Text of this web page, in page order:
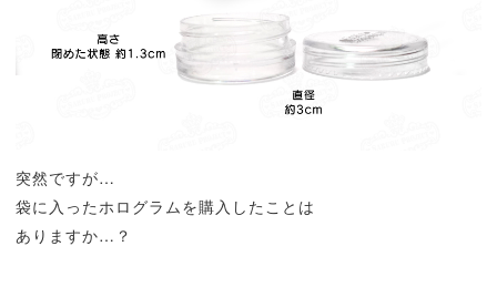
突然ですが…
袋に入ったホログラムを購入したことは
ありますか…？